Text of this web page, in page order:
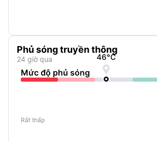
Phủ sóng truyền thông
24 giờ qua
Mức độ phủ sóng
46°C

Rất thấp